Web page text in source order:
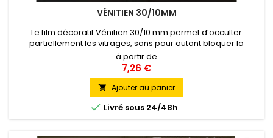
VÉNITIEN 30/10MM
Le film décoratif Vénitien 30/10 mm permet d’occulter
partiellement les vitrages, sans pour autant bloquer la
lumière. L’alternance de bandes blanches de 30 mm et de
bandes transparentes de 10 mm horizontales crée
une ambiance d’intimité semblable au store vénitien
entrouvert. Pose Intérieure
à partir de
7,26 €
 Ajouter au panier
 Livré sous 24/48h